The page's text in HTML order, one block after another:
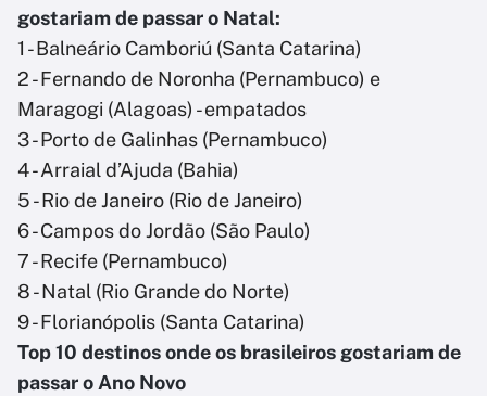
gostariam de passar o Natal:
1 - Balneário Camboriú (Santa Catarina)
2 - Fernando de Noronha (Pernambuco) e
Maragogi (Alagoas) - empatados
3 - Porto de Galinhas (Pernambuco)
4 - Arraial d’Ajuda (Bahia)
5 - Rio de Janeiro (Rio de Janeiro)
6 - Campos do Jordão (São Paulo)
7 - Recife (Pernambuco)
8 - Natal (Rio Grande do Norte)
9 - Florianópolis (Santa Catarina)
Top 10 destinos onde os brasileiros gostariam de
passar o Ano Novo